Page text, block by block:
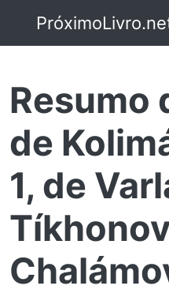
Resumo
de
1, de